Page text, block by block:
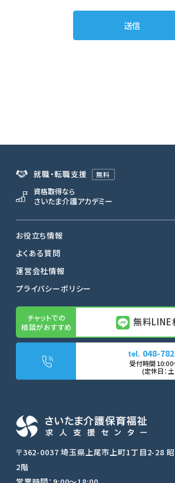
無料LINE相談窓口
転職サポートに申し込む
〒362-0037 埼玉県上尾市上町1丁目2-28
2階
就職・転職支援 無料
資格取得なら
さいたま介護アカデミー
お役立ち情報
よくある質問
運営会社情報
プライバシーポリシー
無料LINE
048-